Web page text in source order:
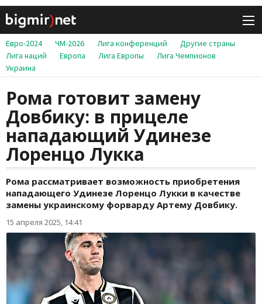
Евро-2024 ЧМ-2026 Лига конференций
Другие страны
Лига наций
Европа Лига Европы
Лига Чемпионов
Украина
Рома готовит замену
Довбику: в прицеле
нападающий Удинезе
Лоренцо Лукка
Рома рассматривает возможность приобретения
нападающего Удинезе Лоренцо Лукки в качестве
замены украинскому форварду Артему Довбику.
15 апреля 2025, 14:41